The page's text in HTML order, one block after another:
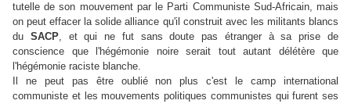
tutelle de son mouvement par le Parti Communiste Sud-Africain, mais
on peut effacer la solide alliance qu'il construit avec les militants blancs
du SACP, et qui ne fut sans doute pas étranger à sa prise de
conscience que l'hégémonie noire serait tout autant délétère que
l'hégémonie raciste blanche.
Il ne peut pas être oublié non plus c'est le camp international
communiste et les mouvements politiques communistes qui furent ses